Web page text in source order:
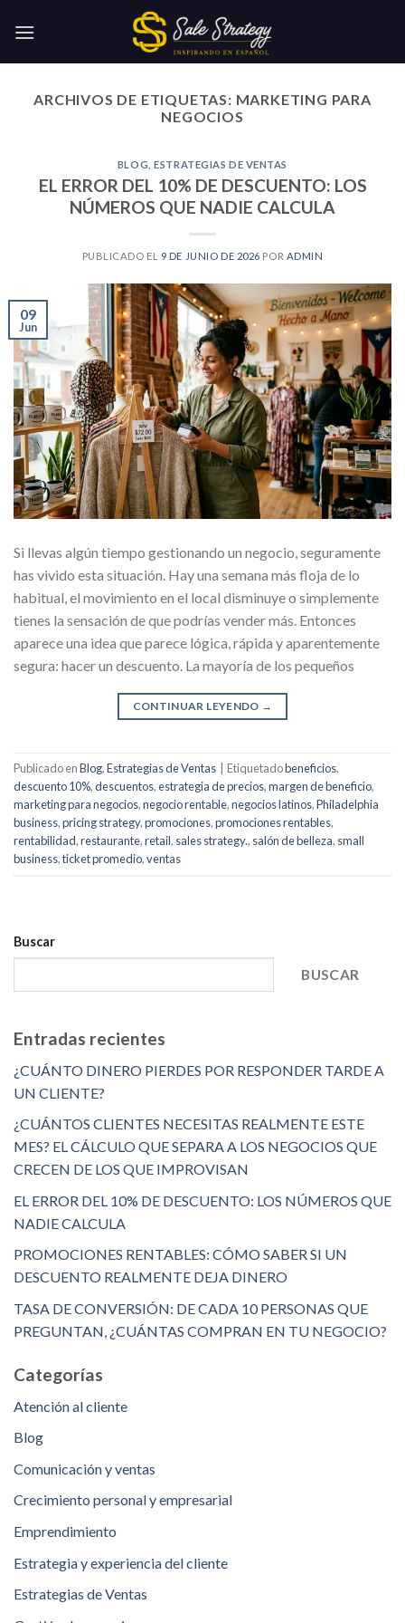
ARCHIVOS DE ETIQUETAS: MARKETING PARA
NEGOCIOS
BLOG ,ESTRATEGIAS DE VENTAS
EL ERROR DEL 10% DE DESCUENTO: LOS
NÚMEROS QUE NADIE CALCULA
PUBLICADO EL 9 DE JUNIO DE 2026 POR ADMIN
09
Jun
Si llevas algún tiempo gestionando un negocio, seguramente
has vivido esta situación. Hay una semana más floja de lo
habitual, el movimiento en el local disminuye o simplemente
tienes la sensación de que podrías vender más. Entonces
aparece una idea que parece lógica, rápida y aparentemente
segura: hacer un descuento. La mayoría de los pequeños
CONTINUAR LEYENDO →
Publicado enBlog,Estrategias de Ventas Etiquetadobeneficios,
descuento 10%,descuentos,estrategia de precios,margen de beneficio,
marketing para negocios,negocio rentable,negocios latinos,Philadelphia
business,pricing strategy,promociones,promociones rentables,
rentabilidad,restaurante,retail, sales strategy., salón de belleza, small
business,ticket promedio,ventas
Buscar
BUSCAR
Entradas recientes
¿CUÁNTO DINERO PIERDES POR RESPONDER TARDE A
UN CLIENTE?
¿CUÁNTOS CLIENTES NECESITAS REALMENTE ESTE
MES? EL CÁLCULO QUE SEPARA A LOS NEGOCIOS QUE
CRECEN DE LOS QUE IMPROVISAN
EL ERROR DEL 10% DE DESCUENTO: LOS NÚMEROS QUE
NADIE CALCULA
PROMOCIONES RENTABLES: CÓMO SABER SI UN
DESCUENTO REALMENTE DEJA DINERO
TASA DE CONVERSIÓN: DE CADA 10 PERSONAS QUE
PREGUNTAN, ¿CUÁNTAS COMPRAN EN TU NEGOCIO?
Categorías
Atención al cliente
Blog
Comunicación y ventas
Crecimiento personal y empresarial
Emprendimiento
Estrategia y experiencia del cliente
Estrategias de Ventas